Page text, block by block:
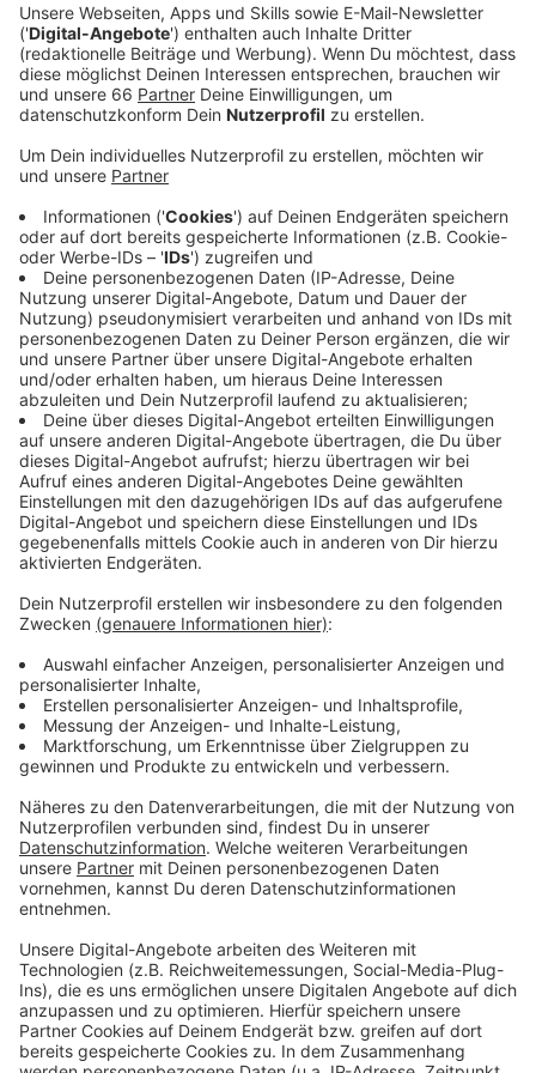
Weltstar, Produzent und DJ Kyrre Gørvell-Dahll - alias
Kygo - hat mit "Love Me Now" einen brandneuen
Singer/Songwriterin Zoe Wees veröffentlicht.
Kygo zählt zu den bekanntesten Produzenten,
Songwritern und DJs unserer Zeit – ein Status, den
sich der 29-jährige Norweger in Rekordzeit
erarbeitete.
Für die Hamburgerin Zoe Wees geht es seit dem Jahr
2020 stetig bergauf. Mit ihrem Song "Control" gelang
ihr im ersten Lockdown der Durchbruch und mit ihrer
Stimme, ihren emotionalen Songs und hat sie
sich schnell einen Namen als Musikerin gemacht.
Anzeige
Wir benötigen Ihre
Zustimmung, um den YouTube
Video-Service zu laden!
Wir verwenden einen Service eines
Drittanbieters, um Videoinhalte
einzubetten. Dieser Service kann
sammeln. Bitte lesen Sie die
Details durch und stimmen Sie der
Nutzung des Service zu, um dieses
Mehr Informationen
Akzeptieren
powered byUsercentrics Consent
Kygo feat. Zoe Wees - Love Me Now
Anzeige